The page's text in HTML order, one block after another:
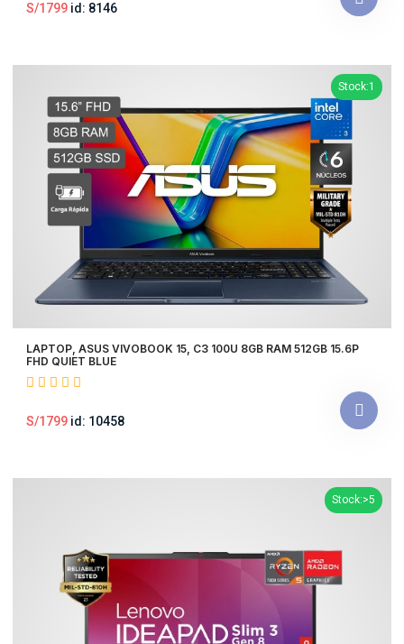
S/1799 id: 8146
Stock:1
LAPTOP, ASUS VIVOBOOK 15, C3 100U 8GB RAM 512GB 15.6P
FHD QUIET BLUE
S/1799 id: 10458
Stock:>5